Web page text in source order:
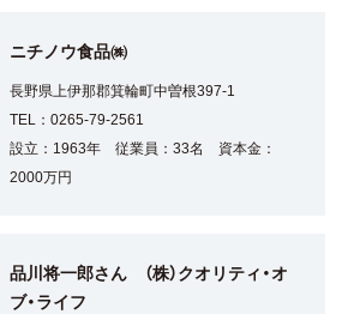
ニチノウ食品㈱
長野県上伊那郡箕輪町中曽根397-1
TEL：0265-79-2561
設立：1963年 従業員：33名 資本金：
2000万円
品川将一郎さん （株）クオリティ・オ
ブ・ライフ